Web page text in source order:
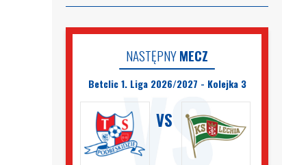
NASTĘPNYMECZ
Betclic 1. Liga 2026/2027 - Kolejka 3
VS